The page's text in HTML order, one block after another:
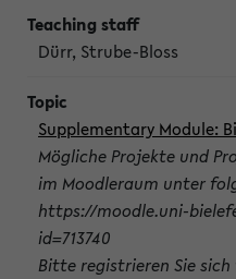
Dürr, Strube-Bloss
Supplementary Module:
Mögliche Projekte und
im Moodleraum unter
https://moodle.uni-
id=713740
Bitte registrieren Sie